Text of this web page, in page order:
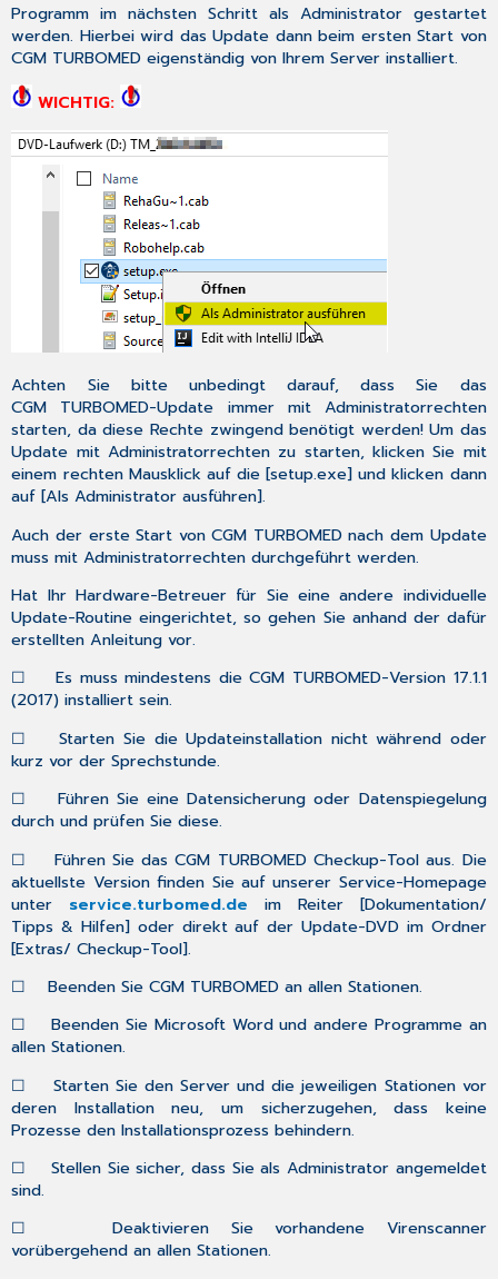
Programm im nächsten Schritt als Administrator gestartet
werden. Hierbei wird das Update dann beim ersten Start von
CGM TURBOMED eigenständig von Ihrem Server installiert.
WICHTIG:
Achten Sie bitte unbedingt darauf, dass Sie das
CGM TURBOMED-Update immer mit Administratorrechten
starten, da diese Rechte zwingend benötigt werden! Um das
Update mit Administratorrechten zu starten, klicken Sie mit
einem rechten Mausklick auf die [setup.exe] und klicken dann
auf [Als Administrator ausführen].
Auch der erste Start von CGM TURBOMED nach dem Update
mussmit Administratorrechtendurchgeführt werden.
Hat Ihr Hardware-Betreuer für Sie eine andere individuelle
Update-Routine eingerichtet, so gehen Sie anhand der dafür
erstellten Anleitung vor.
☐ Es muss mindestens die CGM TURBOMED-Version 17.1.1
(2017)installiert sein.
☐
Starten Sie die Updateinstallation nichtwährend oder
kurz vor der Sprechstunde.
☐
Führen Sie eine Datensicherung oder Datenspiegelung
durch und prüfen Sie diese.
☐ Führen Sie das CGM TURBOMED Checkup-Tool aus. Die
aktuellste Version finden Sie auf unserer Service-Homepage
unter service.turbomed.de im Reiter [Dokumentation/
Tipps & Hilfen] oder direkt auf der Update-DVD im Ordner
[Extras/ Checkup-Tool].
☐ Beenden Sie CGM TURBOMED an allen Stationen.
☐ Beenden Sie Microsoft Word und andere Programme an
allen Stationen.
☐
Starten Sie den Server und die jeweiligen Stationen vor
deren Installation neu, um sicherzugehen, dass keine
Prozesse den Installationsprozess behindern.
☐ Stellen Sie sicher, dass Sie als Administrator angemeldet
sind.
☐ Deaktivieren Sie vorhandene Virenscanner
vorübergehend an allen Stationen.